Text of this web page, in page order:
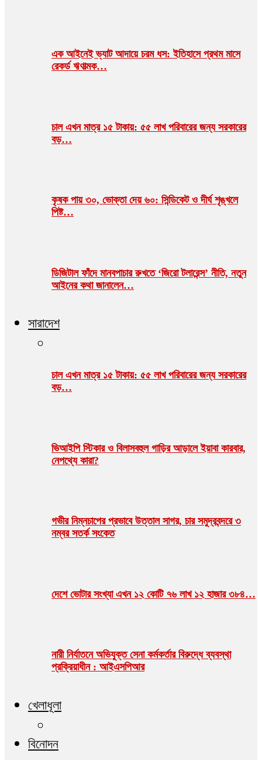
এক আইনেই ভ্যাট আদায়ে চরম ধস: ইতিহাসে প্রথম মাসে
রেকর্ড ঋণাত্মক…
চাল এখন মাত্র ১৫ টাকায়: ৫৫ লাখ পরিবারের জন্য সরকারের
বড়…
কৃষক পায় ৩০, ভোক্তা দেয় ৬০: সিন্ডিকেট ও দীর্ঘ শৃঙ্খলে
পিষ্ট…
ডিজিটাল ফাঁদে মানবপাচার রুখতে ‘জিরো টলারেন্স’ নীতি, নতুন
আইনের কথা জানালেন…
সারাদেশ
চাল এখন মাত্র ১৫ টাকায়: ৫৫ লাখ পরিবারের জন্য সরকারের
বড়…
ভিআইপি স্টিকার ও বিলাসবহুল গাড়ির আড়ালে ইয়াবা কারবার,
নেপথ্যে কারা?
গভীর নিম্নচাপের প্রভাবে উত্তাল সাগর, চার সমুদ্রবন্দরে ৩
নম্বর সতর্ক সংকেত
দেশে ভোটার সংখ্যা এখন ১২ কোটি ৭৬ লাখ ১২ হাজার ৩৮৪…
নারী নির্যাতনে অভিযুক্ত সেনা কর্মকর্তার বিরুদ্ধে ব্যবস্থা
প্রক্রিয়াধীন : আইএসপিআর
খেলাধূলা
বিনোদন